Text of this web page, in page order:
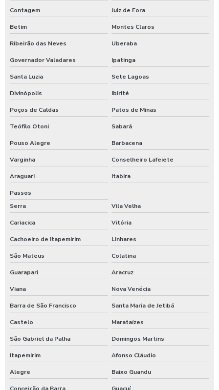
Válvula redutora de pressão
Válvula redutora de pressão 2 polegadas
Válvula redutora de pressão água
Válvula redutora de pressão para purificador
Válvula reguladora de vazão
Válvula reguladora de vazão unidirecional
Válvula de retenção 100mm
Válvula de retenção 100mm preço
Válvula de retenção 150mm
Válvula de retenção 150mm ferro fundido
Válvula de retenção 4 polegadas
Válvula de retenção 4 polegadas flangeada
Válvula de retenção 400mm
Válvula de retenção 6
Válvula de retenção para água
Válvula de retenção para água quente
Válvula de retenção para águas pluviais
Contagem Juiz de Fora
Betim Montes Claros
Ribeirão das Neves Uberaba
Governador Valadares Ipatinga
Santa Luzia Sete Lagoas
Divinópolis Ibirité
Poços de Caldas Patos de Minas
Teófilo Otoni Sabará
Pouso Alegre Barbacena
Varginha Conselheiro Lafeiete
Araguari Itabira
Passos
Serra
Vila Velha
Cariacica Vitória
Cachoeiro de Itapemirim Linhares
São Mateus Colatina
Guarapari Aracruz
Viana Nova Venécia
Barra de São Francisco Santa Maria de Jetibá
Castelo Marataízes
São Gabriel da Palha Domingos Martins
Itapemirim Afonso Cláudio
Alegre Baixo Guandu